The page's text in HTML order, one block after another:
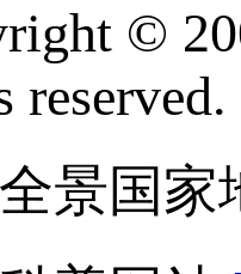
©
reserved.
景国家